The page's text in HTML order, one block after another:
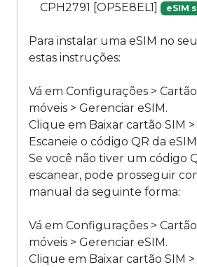
CPH2791 [OP5E8EL1] eSIM
Para instalar uma eSIM no
estas instruções:
Vá em Configurações >
móveis > Gerenciar eSIM.
Clique em Baixar cartão SIM
Escaneie o código QR da
Se você não tiver um código
escanear, pode prosseguir
manual da seguinte forma:
Vá em Configurações >
móveis > Gerenciar eSIM.
Clique em Baixar cartão SIM